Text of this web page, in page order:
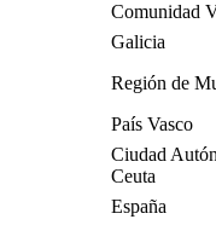
Comunidad
Galicia
Región de
País Vasco
Ciudad
Ceuta
España